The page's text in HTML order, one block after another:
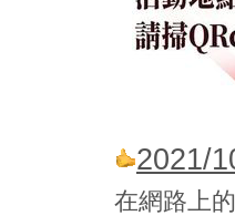
2021/
在網路上